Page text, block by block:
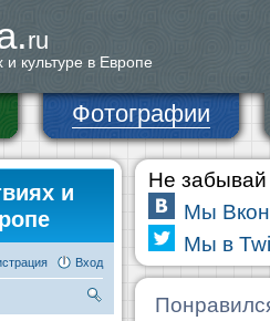
ru
и культуре в Европе
Фотографии
и
Вход
Не забывай
Мы
Мы в